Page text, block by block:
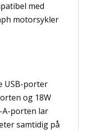
med
motorsykler
USB-porter
og 18W
A-porten lar
samtidig på